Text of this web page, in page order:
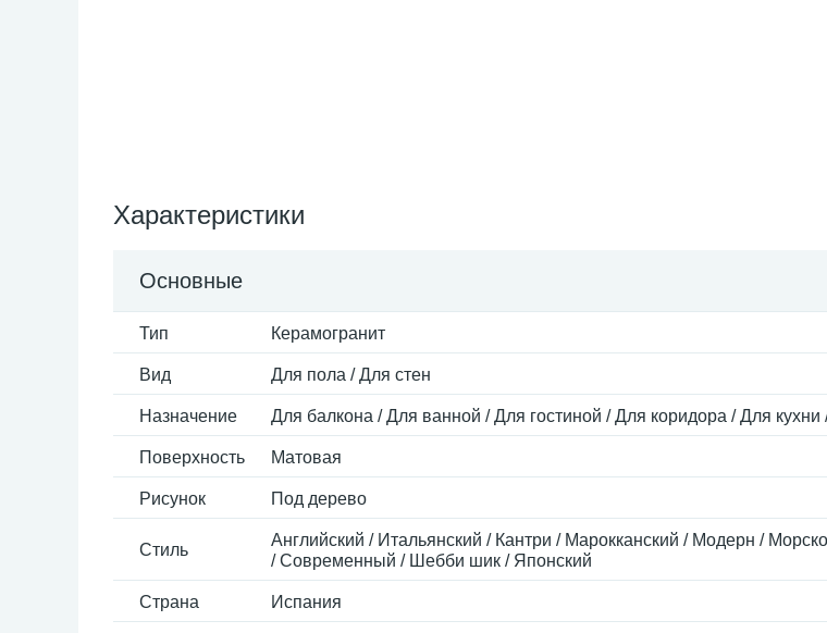
Характеристики
Основные
Тип Керамогранит
Вид Для пола / Для стен
Назначение Для балкона / Для ванной / Для гостиной / Для коридора / Для
Поверхность Матовая
Рисунок Под дерево
Стиль
Английский / Итальянский / Кантри / Марокканский / Модерн /
/ Современный / Шебби шик / Японский
Страна Испания